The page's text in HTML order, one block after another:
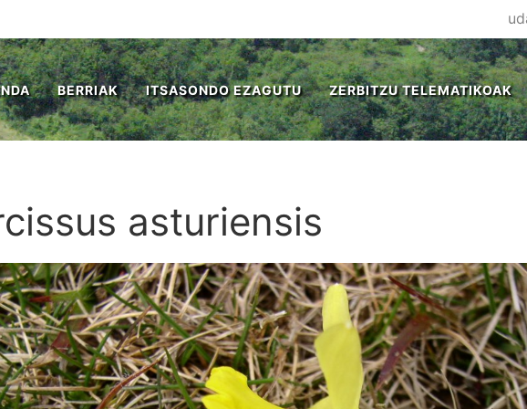
BERRIAK ITSASONDO EZAGUTU ZERBITZU TELEMATIKOAK
asturiensis